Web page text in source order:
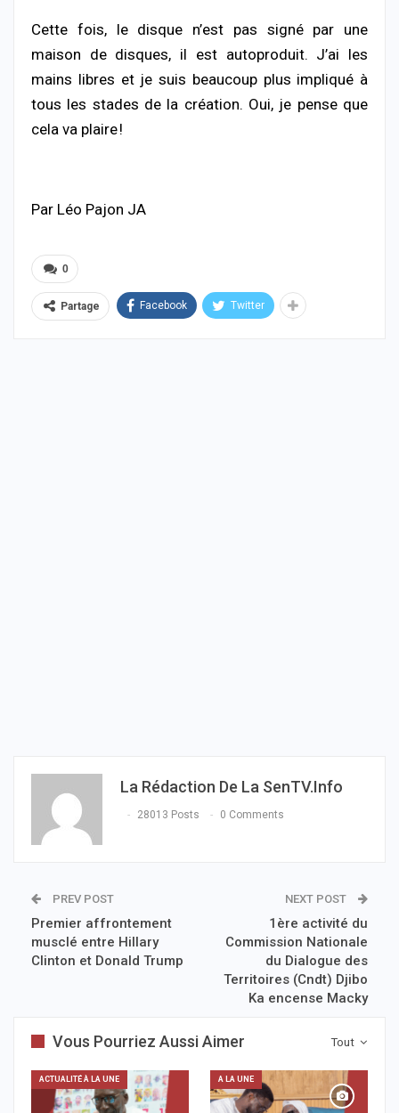
Cette fois, le disque n’est pas signé par une
maison de disques, il est autoproduit. J’ai les
mains libres et je suis beaucoup plus impliqué à
tous les stades de la création. Oui, je pense que
cela va plaire !
Par Léo Pajon JA
0
Partage Facebook Twitter
La Rédaction De La SenTV.info
28013 Posts 0 Comments
PREV POST
Premier affrontement
musclé entre Hillary
Clinton et Donald Trump
NEXT POST
1ère activité du
Commission Nationale
du Dialogue des
Territoires (Cndt) Djibo
Ka encense Macky
Tout
Vous Pourriez Aussi Aimer
ACTUALITÉ À LA UNE A LA UNE